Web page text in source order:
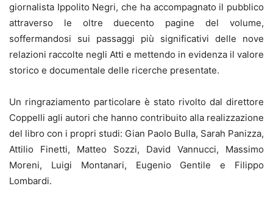
giornalista Ippolito Negri, che ha accompagnato il pubblico
attraverso le oltre duecento pagine del volume,
soffermandosi sui passaggi più significativi delle nove
relazioni raccolte negli Atti e mettendo in evidenza il valore
storico e documentale delle ricerche presentate.
Un ringraziamento particolare è stato rivolto dal direttore
Coppelli agli autori che hanno contribuito alla realizzazione
del libro con i propri studi: Gian Paolo Bulla, Sarah Panizza,
Attilio Finetti, Matteo Sozzi, David Vannucci, Massimo
Moreni, Luigi Montanari, Eugenio Gentile e Filippo
Lombardi.